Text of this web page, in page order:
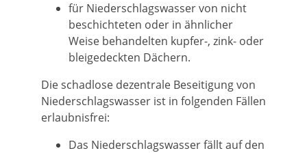
für Niederschlagswasser von nicht
beschichteten oder in ähnlicher
Weise behandelten kupfer-, zink- oder
bleigedeckten Dächern.
Die schadlose dezentrale Beseitigung von
Niederschlagswasser ist in folgenden Fällen
erlaubnisfrei:
Das Niederschlagswasser fällt auf den